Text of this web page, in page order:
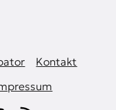
Kontakt